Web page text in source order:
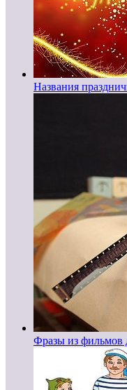
Названия
Фразы из фильмов